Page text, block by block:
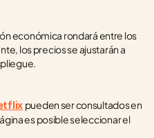
económica rondará entre los
los precios se ajustarán a
pueden ser consultados en
es posible seleccionar el